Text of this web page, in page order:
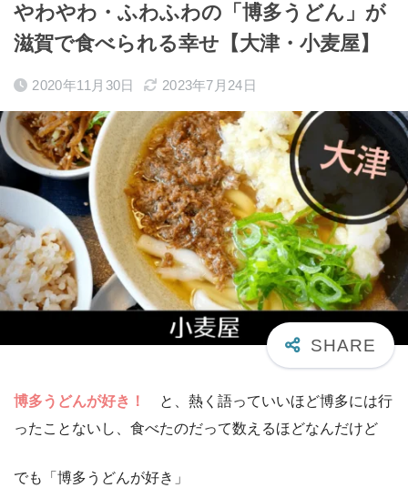
やわやわ・ふわふわの「博多うどん」が
滋賀で食べられる幸せ【大津・小麦屋】
2020年11月30日 2023年7月24日
博多うどんが好き！
と、熱く語っていいほど博多には行
ったことないし、食べたのだって数えるほどなんだけど
でも「博多うどんが好き」